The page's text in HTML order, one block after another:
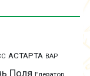
АСТАРТА ВАР
Поля